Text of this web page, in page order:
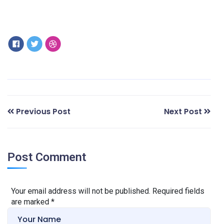
Previous Post Next Post
Post Comment
Your email address will not be published. Required fields
are marked *